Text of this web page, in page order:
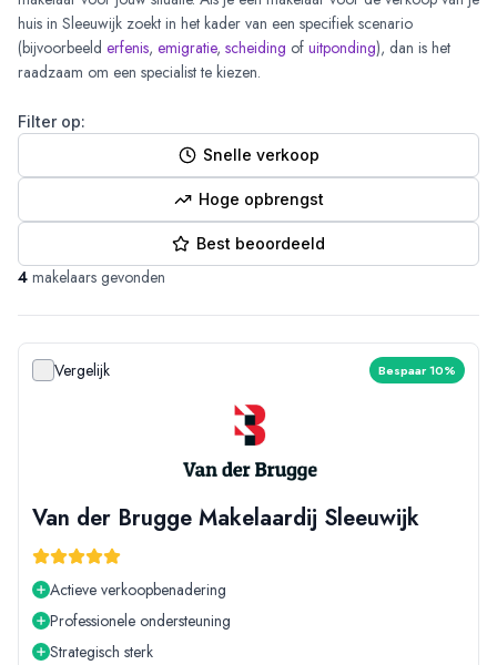
huis in Sleeuwijk zoekt in het kader van een specifiek scenario
(bijvoorbeeld erfenis, emigratie, scheiding of uitponding), dan is het
raadzaam om een specialist te kiezen.
Filter op:
Snelle verkoop
Hoge opbrengst
Best beoordeeld
4 makelaars gevonden
Vergelijk Bespaar 10%
Van der Brugge Makelaardij Sleeuwijk
Actieve verkoopbenadering
Professionele ondersteuning
Strategisch sterk